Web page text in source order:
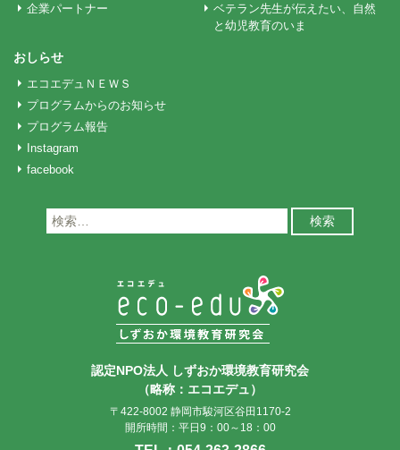
企業パートナー
ベテラン先生が伝えたい、自然
と幼児教育のいま
おしらせ
エコエデュＮＥＷＳ
プログラムからのお知らせ
プログラム報告
Instagram
facebook
検
索:
認定NPO法人 しずおか環境教育研究会
（略称：エコエデュ）
〒422-8002 静岡市駿河区谷田1170-2
開所時間：平日9：00～18：00